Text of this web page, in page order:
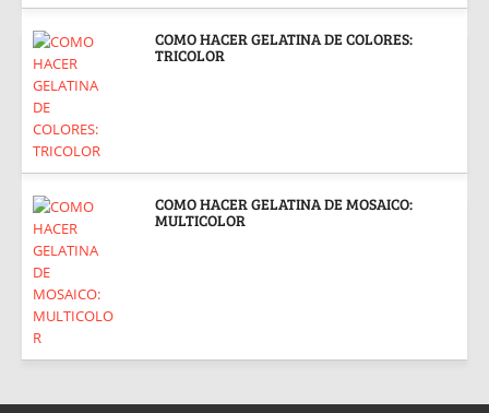
COMO HACER GELATINA DE COLORES:
TRICOLOR
COMO HACER GELATINA DE MOSAICO:
MULTICOLOR